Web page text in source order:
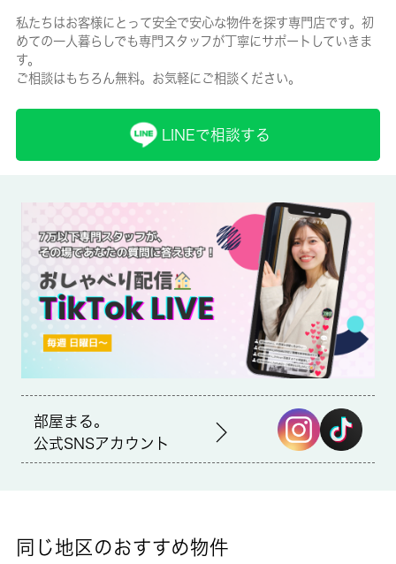
賃貸区分/契約期間
一般/2年
近くにはセブンイレブン 北区滝野川3丁目店(徒歩5分)がありちょ
っとした買い物に便利です。収納はシューズボックス・クロゼッ
トなどが備え付けられているので、衣類や日用品の収納に重宝し
ます。北区エリアで賃貸情報をお探しになるなら、ぜひ当社にお
任せ下さい。快適な暮らしができるよう、しっかりとサポート致
しますのでお気軽にご連絡下さい。
私たちはお客様にとって安全で安心な物件を探す専門店です。初
めての一人暮らしでも専門スタッフが丁寧にサポートしていきま
す。
ご相談はもちろん無料。お気軽にご相談ください。
LINEで相談する
部屋まる。
公式SNSアカウント
同じ地区のおすすめ物件